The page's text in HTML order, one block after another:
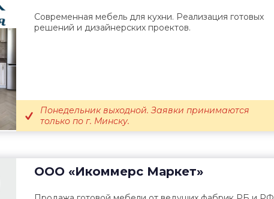
Современная мебель для кухни. Реализация готовых
решений и дизайнерских проектов.
Понедельник выходной. Заявки принимаются
только по г. Минску.
ООО «Икоммерс Маркет»